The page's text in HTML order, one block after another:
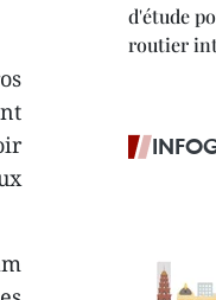
d'étude
routier